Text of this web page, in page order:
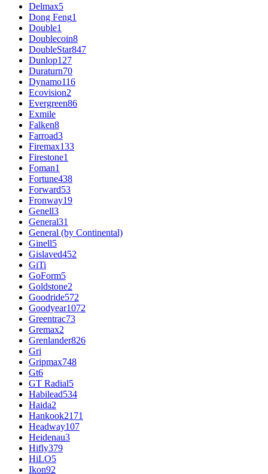
Delmax5
Dong Feng1
Double1
Doublecoin8
DoubleStar847
Dunlop127
Duraturn70
Dynamo116
Ecovision2
Evergreen86
Exmile
Falken8
Farroad3
Firemax133
Firestone1
Foman1
Fortune438
Forward53
Fronway19
Genell3
General31
General (by Continental)
Ginell5
Gislaved452
GiTi
GoForm5
Goldstone2
Goodride572
Goodyear1072
Greentrac73
Gremax2
Grenlander826
Gri
Gripmax748
Gt6
GT Radial5
Habilead534
Haida2
Hankook2171
Headway107
Heidenau3
Hifly379
HiLO5
Ikon92